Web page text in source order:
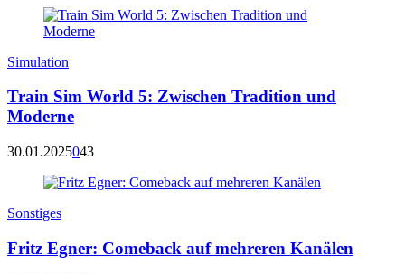
Simulation
Train Sim World 5: Zwischen Tradition und
Moderne
30.01.2025043
Sonstiges
Fritz Egner: Comeback auf mehreren Kanälen